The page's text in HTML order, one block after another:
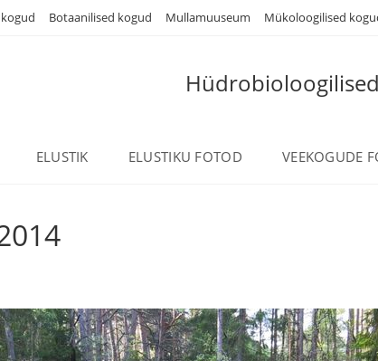
Botaanilised kogud Mullamuuseum Mükoloogilised
ELUSTIK ELUSTIKU FOTOD VEEKOGUDE